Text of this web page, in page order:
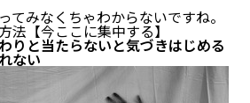
てみなくちゃわからないですね。
法【今ここに集中する】
りと当たらないと気づきはじめる
ない